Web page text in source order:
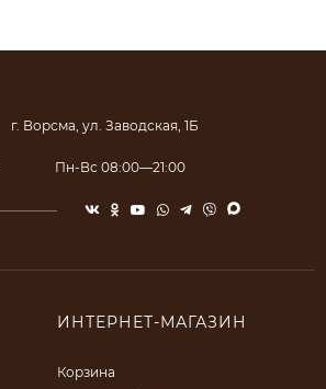
г. Ворсма, ул. Заводская, 1Б
Пн-Вс 08:00—21:00
ИНТЕРНЕТ-МАГАЗИН
Корзина